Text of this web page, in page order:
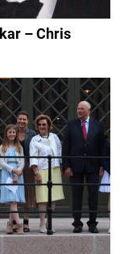
– Chris